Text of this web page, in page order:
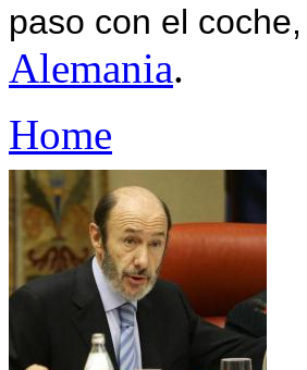
paso con el
Alemania.
Home